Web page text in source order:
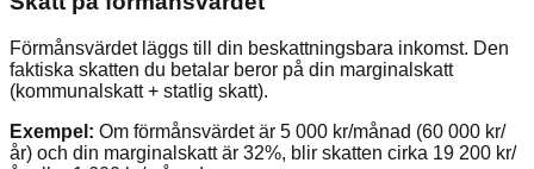
Förmånsvärdet läggs till din beskattningsbara inkomst. Den
faktiska skatten du betalar beror på din marginalskatt
(kommunalskatt + statlig skatt).
Exempel: Om förmånsvärdet är 5 000 kr/månad (60 000 kr/
år) och din marginalskatt är 32%, blir skatten cirka 19 200 kr/